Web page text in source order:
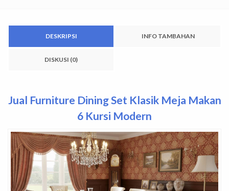
DESKRIPSI INFO TAMBAHAN
DISKUSI (0)
Jual Furniture Dining Set Klasik Meja Makan
6 Kursi Modern